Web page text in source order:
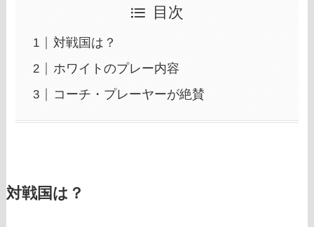
目次
対戦国は？
ホワイトのプレー内容
コーチ・プレーヤーが絶賛
対戦国は？